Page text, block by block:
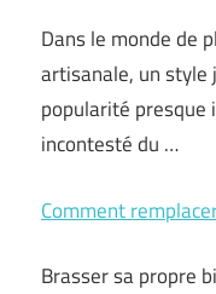
Dans le monde de
artisanale, un style
popularité presque
incontesté du …
Comment
Brasser sa propre